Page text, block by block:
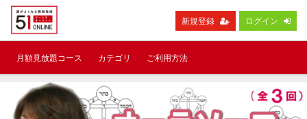
新規登録 ログイン
月額見放題コース カテゴリ ご利用方法